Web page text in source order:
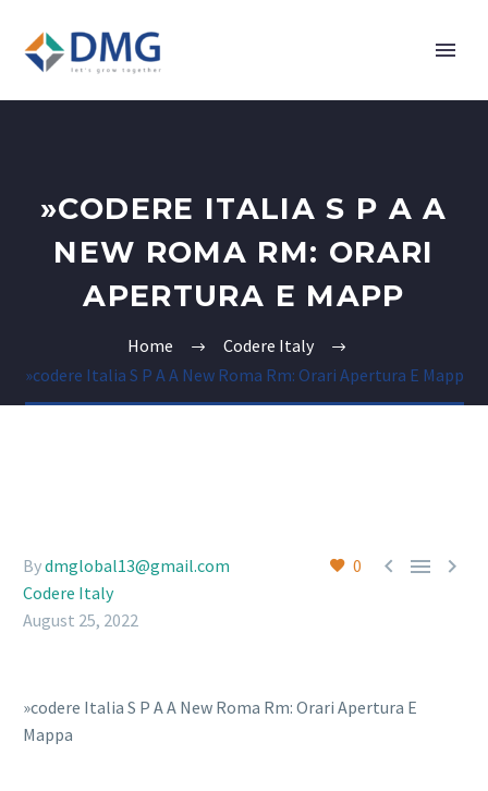
»CODERE ITALIA S P A A
NEW ROMA RM: ORARI
APERTURA E MAPP
Home
Codere Italy
»codere Italia S P A A New Roma Rm: Orari Apertura E Mapp
0   
Bydmglobal13@gmail.com
Codere Italy
August 25, 2022
»codere Italia S P A A New Roma Rm: Orari Apertura E
Mappa